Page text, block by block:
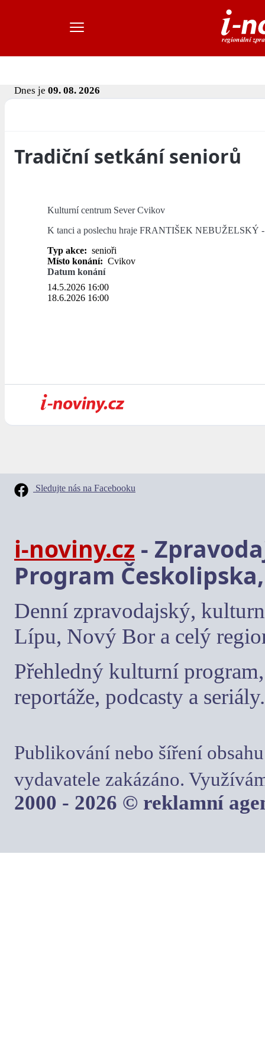
Dnes je 09. 08. 2026
Tradiční setkání seniorů
Kulturní centrum Sever Cvikov
K tanci a poslechu hraje FRANTIŠEK NEBUŽELSKÝ
Typ akce: senioři
Místo konání: Cvikov
Datum konání
14.5.2026 16:00
18.6.2026 16:00
Sledujte nás na Facebooku
i-noviny.cz -
Program
Denní zpravodajský,
Lípu, Nový Bor a celý
Přehledný kulturní
reportáže, podcasty a seriály.
Publikování nebo šíření
vydavatele zakázáno.
2000 - 2026 © reklamní